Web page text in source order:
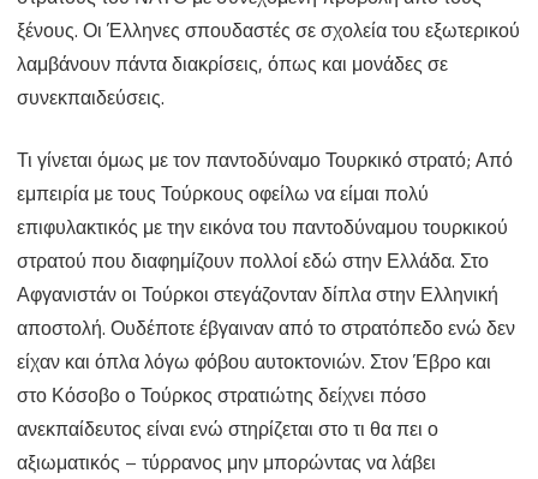
ξένους. Οι Έλληνες σπουδαστές σε σχολεία του εξωτερικού
λαμβάνουν πάντα διακρίσεις, όπως και μονάδες σε
συνεκπαιδεύσεις.
Τι γίνεται όμως με τον παντοδύναμο Τουρκικό στρατό; Από
εμπειρία με τους Τούρκους οφείλω να είμαι πολύ
επιφυλακτικός με την εικόνα του παντοδύναμου τουρκικού
στρατού που διαφημίζουν πολλοί εδώ στην Ελλάδα. Στο
Αφγανιστάν οι Τούρκοι στεγάζονταν δίπλα στην Ελληνική
αποστολή. Ουδέποτε έβγαιναν από το στρατόπεδο ενώ δεν
είχαν και όπλα λόγω φόβου αυτοκτονιών. Στον Έβρο και
στο Κόσοβο ο Τούρκος στρατιώτης δείχνει πόσο
ανεκπαίδευτος είναι ενώ στηρίζεται στο τι θα πει ο
αξιωματικός – τύρρανος μην μπορώντας να λάβει